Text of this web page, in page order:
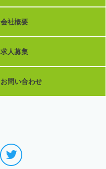
会社概要
求人募集
お問い合わせ